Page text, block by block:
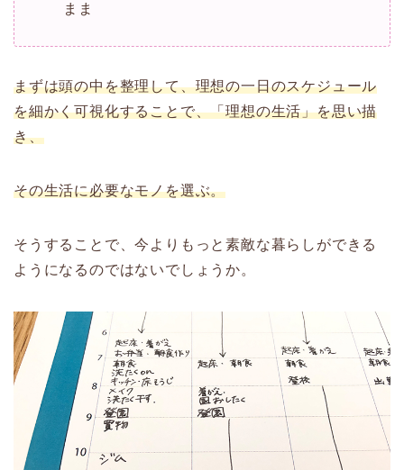
まま
まずは頭の中を整理して、理想の一日のスケジュール
を細かく可視化することで、「理想の生活」を思い描
き、
その生活に必要なモノを選ぶ。
そうすることで、今よりもっと素敵な暮らしができる
ようになるのではないでしょうか。